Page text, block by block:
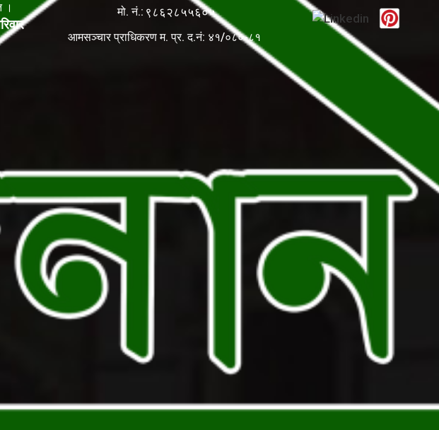
।
मो. नं.: ९८६२८५५६०५
आमसञ्चार प्राधिकरण म. प्र. द.नं: ४१/०८०-८१